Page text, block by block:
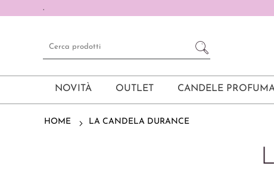
.
NOVITÀ OUTLET CANDELE
HOME LA CANDELA DURANCE